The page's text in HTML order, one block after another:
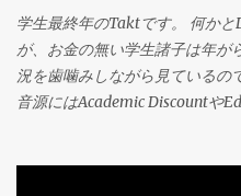
はずなのに…。MASCHINE付属
ったのでまずこちらを確認す
付属の物を使われているかとは
らくプロセッサーの容量的に
はマスターとGeneralのメニュ
ム。 Generalな設定は全てこち
面。 インプットが一つ、Auxin
簡単な操作方法 簡単に操作方
学生最終年のTaktです。 何か
が、お金の無い学生諸子は年が
況を歯噛みしながら見ているの
音源にはAcademic Discountや